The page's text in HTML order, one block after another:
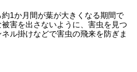
1か月間が葉が大きくなる期間で
害を出さないように、害虫を見つ
ル掛けなどで害虫の飛来を防ぎま